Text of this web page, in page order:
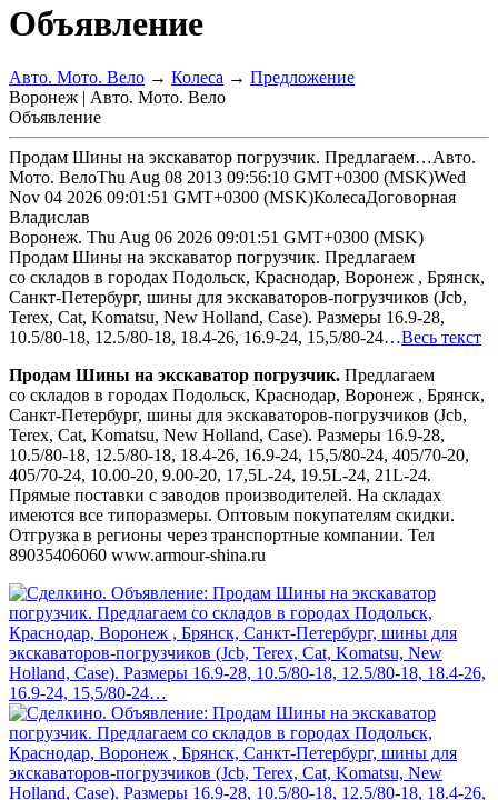
Объявление
Авто. Мото. Вело → Колеса → Предложение
Воронеж | Авто. Мото. Вело
Объявление
Продам Шины на экскаватор погрузчик. Предлагаем…Авто.
Мото. ВелоThu Aug 08 2013 09:56:10 GMT+0300 (MSK)Wed
Nov 04 2026 09:01:51 GMT+0300 (MSK)КолесаДоговорная
Владислав
Воронеж. Thu Aug 06 2026 09:01:51 GMT+0300 (MSK)
Продам Шины на экскаватор погрузчик. Предлагаем
со складов в городах Подольск, Краснодар, Воронеж , Брянск,
Санкт-Петербург, шины для экскаваторов-погрузчиков (Jсb,
Terex, Cat, Komatsu, New Holland, Сase). Размеры 16.9-28,
10.5/80-18, 12.5/80-18, 18.4-26, 16.9-24, 15,5/80-24…Весь текст
Продам Шины на экскаватор погрузчик. Предлагаем
со складов в городах Подольск, Краснодар, Воронеж , Брянск,
Санкт-Петербург, шины для экскаваторов-погрузчиков (Jсb,
Terex, Cat, Komatsu, New Holland, Сase). Размеры 16.9-28,
10.5/80-18, 12.5/80-18, 18.4-26, 16.9-24, 15,5/80-24, 405/70-20,
405/70-24, 10.00-20, 9.00-20, 17,5L-24, 19.5L-24, 21L-24.
Прямые поставки с заводов производителей. На складах
имеются все типоразмеры. Оптовым покупателям скидки.
Отгрузка в регионы через транспортные компании. Тел
89035406060 www.armour-shina.ru